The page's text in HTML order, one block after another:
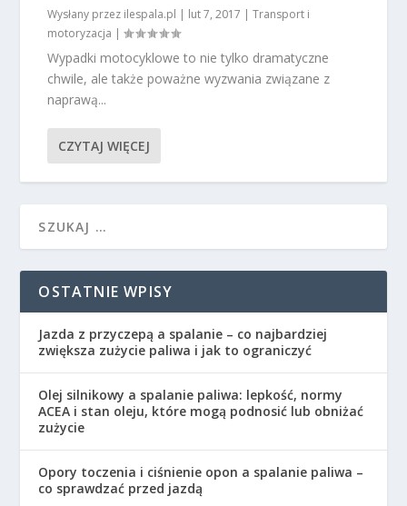
Wysłany przez ilespala.pl | lut 7, 2017 |Transport i
motoryzacja |
Wypadki motocyklowe to nie tylko dramatyczne
chwile, ale także poważne wyzwania związane z
naprawą...
CZYTAJ WIĘCEJ
OSTATNIE WPISY
Jazda z przyczepą a spalanie – co najbardziej
zwiększa zużycie paliwa i jak to ograniczyć
Olej silnikowy a spalanie paliwa: lepkość, normy
ACEA i stan oleju, które mogą podnosić lub obniżać
zużycie
Opory toczenia i ciśnienie opon a spalanie paliwa –
co sprawdzać przed jazdą